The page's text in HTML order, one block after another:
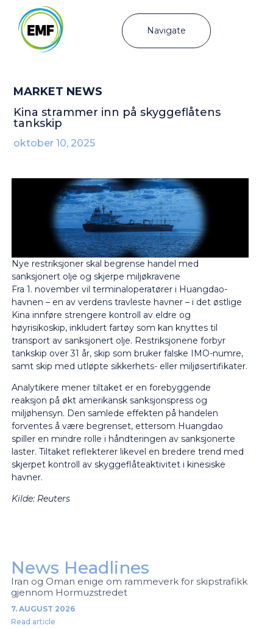
Navigate
MARKET NEWS
Kina strammer inn på skyggeflåtens
tankskip
oktober 10, 2025
Nye restriksjoner skal begrense handel med
sanksjonert olje og skjerpe miljøkravene
Fra 1. november vil terminaloperatører i Huangdao-
havnen – en av verdens travleste havner – i det østlige
Kina innføre strengere kontroll av eldre og
høyrisikoskip, inkludert fartøy som kan knyttes til
transport av sanksjonert olje. Restriksjonene forbyr
tankskip over 31 år, skip som bruker falske IMO-numre,
samt skip med utløpte sikkerhets- eller miljøsertifikater.
Analytikere mener tiltaket er en forebyggende
reaksjon på økt amerikansk sanksjonspress og
miljøhensyn. Den samlede effekten på handelen
forventes å være begrenset, ettersom Huangdao
spiller en mindre rolle i håndteringen av sanksjonerte
laster. Tiltaket reflekterer likevel en bredere trend med
skjerpet kontroll av skyggeflåteaktivitet i kinesiske
havner.
Kilde: Reuters
News Headlines
Iran og Oman enige om rammeverk for skipstrafikk
gjennom Hormuzstredet
7. AUGUST 2026
Read article